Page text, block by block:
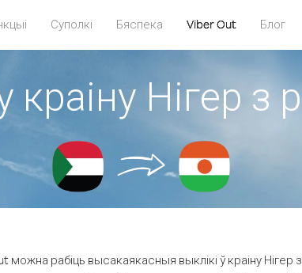
Суполкі Бяспека Viber Out Блог
краіну Нігер з
рабіць высакаякасныя выклікі ў краіну Нігер